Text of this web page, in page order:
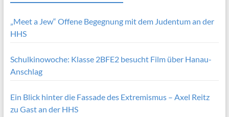
„Meet a Jew“ Offene Begegnung mit dem Judentum an der
HHS
Schulkinowoche: Klasse 2BFE2 besucht Film über Hanau-
Anschlag
Ein Blick hinter die Fassade des Extremismus – Axel Reitz
zu Gast an der HHS